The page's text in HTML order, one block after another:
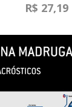
R$ 27,19